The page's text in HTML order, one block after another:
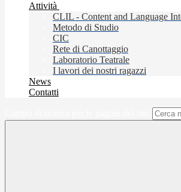
Attività
CLIL - Content and Language
Metodo di Studio
CIC
Rete di Canottaggio
Laboratorio Teatrale
I lavori dei nostri ragazzi
News
Contatti